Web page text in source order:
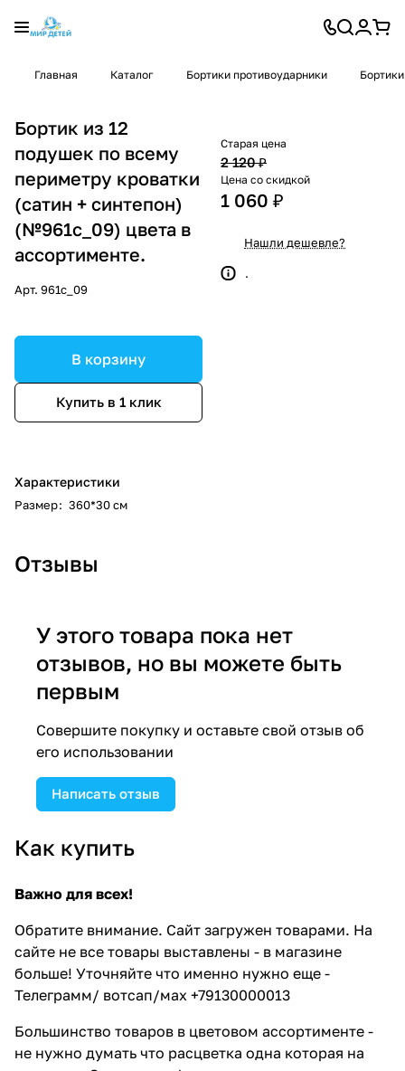
Главная Каталог Бортики противоударники
Бортик из 12
подушек по всему
периметру кроватки
(сатин + синтепон)
(№961с_09) цвета в
ассортименте.
Арт. 961с_09
В корзину
Купить в 1 клик
Характеристики
Размер: 360*30 см
Старая цена
2 120 ₽
Цена со скидкой
1 060 ₽
Нашли дешевле?
.
Отзывы
У этого товара пока нет
отзывов, но вы можете быть
первым
Совершите покупку и оставьте свой отзыв об
его использовании
Написать отзыв
Как купить
Важно для всех!
Обратите внимание. Сайт загружен товарами. На
сайте не все товары выставлены - в магазине
больше! Уточняйте что именно нужно еще -
Телеграмм/ вотсап/мах +79130000013
Большинство товаров в цветовом ассортименте -
не нужно думать что расцветка одна которая на